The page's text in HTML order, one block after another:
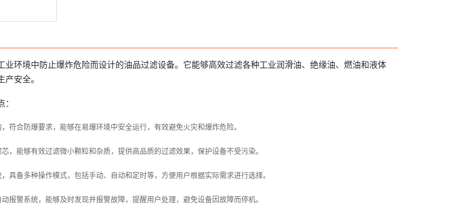
业环境中防止爆炸危险而设计的油品过滤设备。它能够高效过滤各种工业润滑油、绝缘油、燃油和液体
安全。
符合防爆要求，能够在易爆环境中安全运行，有效避免火灾和爆炸危险。
，能够有效过滤微小颗粒和杂质，提供高品质的过滤效果，保护设备不受污染。
具备多种操作模式，包括手动、自动和定时等，方便用户根据实际需求进行选择。
报警系统，能够及时发现并报警故障，提醒用户处理，避免设备因故障而停机。